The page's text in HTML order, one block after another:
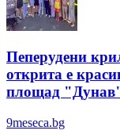
Пеперудени
открита е
площад
9meseca.bg